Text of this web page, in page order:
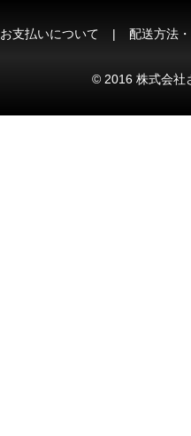
お支払いについて 配送方法
© 2016 株式会社